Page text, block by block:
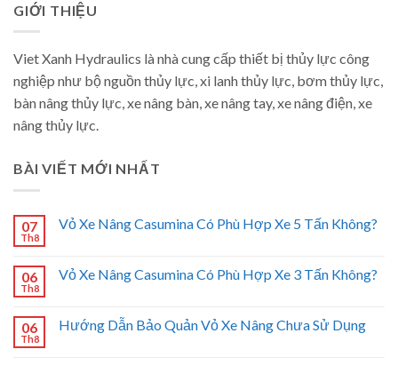
GIỚI THIỆU
Viet Xanh Hydraulics là nhà cung cấp thiết bị thủy lực công
nghiệp như bộ nguồn thủy lực, xi lanh thủy lực, bơm thủy lực,
bàn nâng thủy lực, xe nâng bàn, xe nâng tay, xe nâng điện, xe
nâng thủy lực.
BÀI VIẾT MỚI NHẤT
07
Th8
Vỏ Xe Nâng Casumina Có Phù Hợp Xe 5 Tấn Không?
06
Th8
Vỏ Xe Nâng Casumina Có Phù Hợp Xe 3 Tấn Không?
06
Th8
Hướng Dẫn Bảo Quản Vỏ Xe Nâng Chưa Sử Dụng